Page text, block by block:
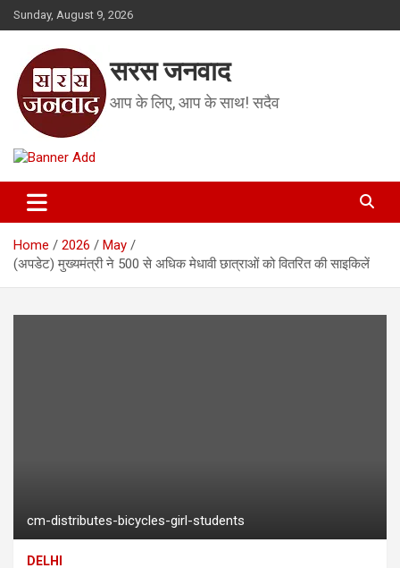
Skip
to
Sunday, August 9, 2026
सरस जनवाद
आप के लिए, आप के साथ! सदैव
Home 2026
May
(अपडेट) मुख्यमंत्री ने 500 से अधिक मेधावी छात्राओं को वितरित की साइकिलें
cm-distributes-bicycles-girl-students
DELHI